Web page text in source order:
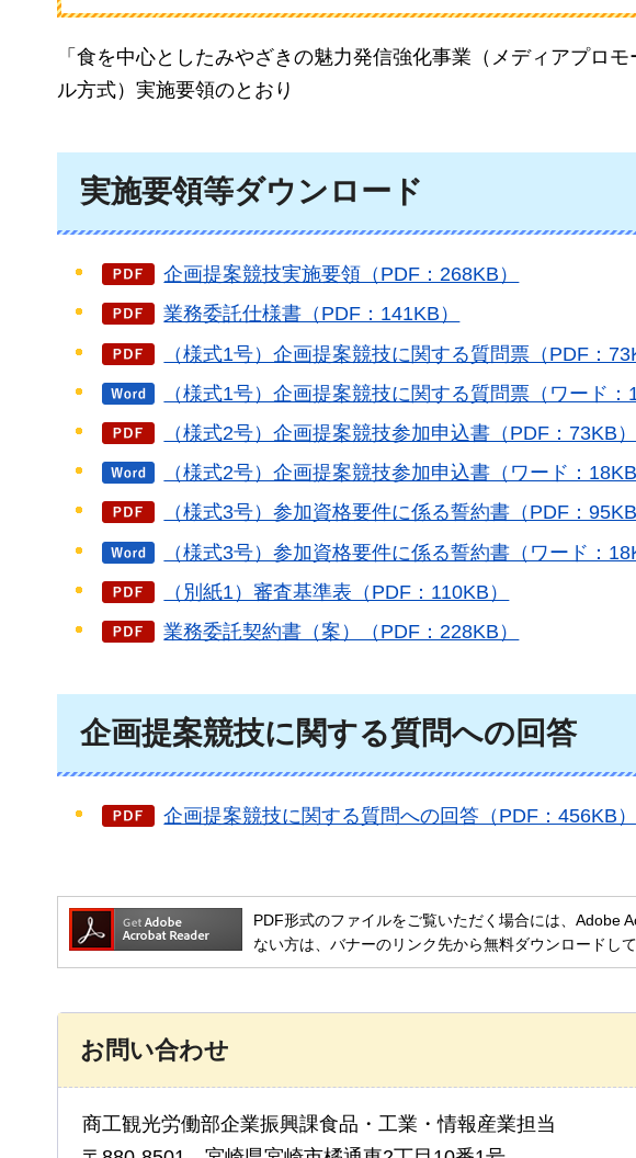
「食を中心としたみやざきの魅力発信強化事業（メディアプロ
ル方式）実施要領のとおり
実施要領等ダウンロード
企画提案競技実施要領（PDF：268KB）
業務委託仕様書（PDF：141KB）
（様式1号）企画提案競技に関する質問票（PDF：
（様式1号）企画提案競技に関する質問票（ワード：
（様式2号）企画提案競技参加申込書（PDF：73KB）
（様式2号）企画提案競技参加申込書（ワード：18KB
（様式3号）参加資格要件に係る誓約書（PDF：95KB
（様式3号）参加資格要件に係る誓約書（ワード：
（別紙1）審査基準表（PDF：110KB）
業務委託契約書（案）（PDF：228KB）
企画提案競技に関する質問への回答
企画提案競技に関する質問への回答（PDF：456KB）
PDF形式のファイルをご覧いただく場合には、Adobe
ない方は、バナーのリンク先から無料ダウンロードして
お問い合わせ
商工観光労働部企業振興課食品・工業・情報産業担当